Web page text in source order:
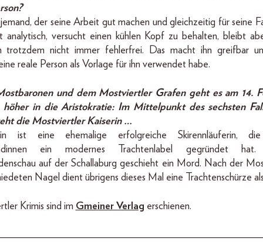
der seine Arbeit gut machen und gleichzeitig für seine
analytisch, versucht einen kühlen Kopf zu behalten, bleibt
trotzdem nicht immer fehlerfrei. Das macht ihn greifbar
reale Person als Vorlage für ihn verwendet habe.
und dem Mostviertler Grafen geht es am 14.
höher in die Aristokratie: Im Mittelpunkt des sechsten
die Mostviertler Kaiserin …
ist eine ehemalige erfolgreiche Skirennläuferin,
ein modernes Trachtenlabel gegründet
auf der Schallaburg geschieht ein Mord. Nach der
Nagel dient übrigens dieses Mal eine Trachtenschürze
Krimis sind im Gmeiner Verlag erschienen.